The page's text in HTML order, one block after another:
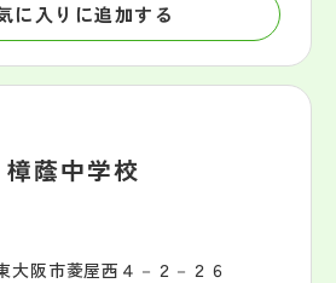
に入りに追加する
樟蔭中学校
大阪市菱屋西４－２－２６